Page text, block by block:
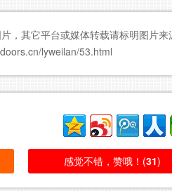
，其它平台或媒体转载请标明图片来
lyweilan/53.html
感觉不错，赞哦！(31)